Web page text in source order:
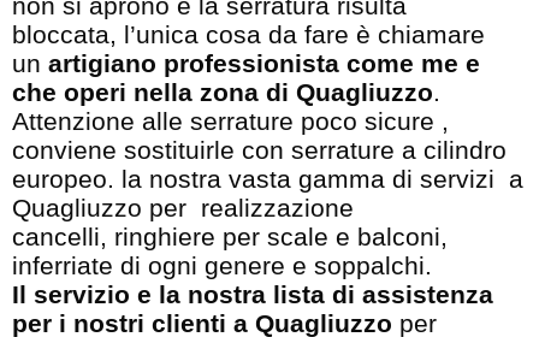
bloccata, l’unica cosa da fare è chiamare
un artigiano professionista come me e
che operi nella zona di Quagliuzzo.
Attenzione alle serrature poco sicure ,
conviene sostituirle con serrature a cilindro
europeo. la nostra vasta gamma di servizi a
Quagliuzzo per realizzazione
cancelli, ringhiere per scale e balconi,
inferriate di ogni genere e soppalchi.
Il servizio e la nostra lista di assistenza
per i nostri clienti a Quagliuzzo per